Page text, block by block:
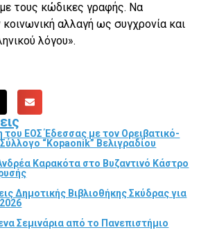
τους κώδικες γραφής. Να
αλλαγή ως συγχρονία και
λόγου».
ΕΟΣ Έδεσσας με τον Ορειβατικό-
“Kopaonik” Βελιγραδίου
Καρακότα στο Βυζαντινό Κάστρο
Δημοτικής Βιβλιοθήκης Σκύδρας για
Σεμινάρια από το Πανεπιστήμιο